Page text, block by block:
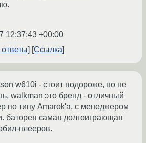
12:37:43 +00:00
ответы
Ссылка
w610i - стоит подороже, но не
walkman это бренд - отличный
по типу Amarok'a, c менеджером
баторея самая долгоиграющая
плееров.